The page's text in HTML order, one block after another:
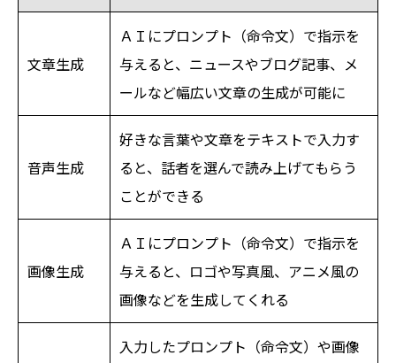
文章生成
ＡＩにプロンプト（命令文）で指示を
与えると、ニュースやブログ記事、メ
ールなど幅広い文章の生成が可能に
音声生成
好きな言葉や文章をテキストで入力す
ると、話者を選んで読み上げてもらう
ことができる
画像生成
ＡＩにプロンプト（命令文）で指示を
与えると、ロゴや写真風、アニメ風の
画像などを生成してくれる
入力したプロンプト（命令文）や画像